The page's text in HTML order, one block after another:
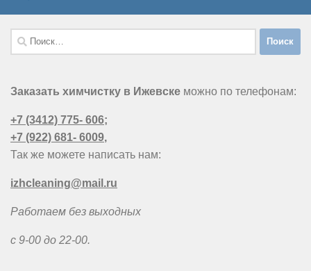
Найти:
Заказать химчистку в Ижевске можно по телефонам:
+7 (3412) 775- 606;
+7 (922) 681- 6009,
Так же можете написать нам:
izhcleaning@mail.ru
Работаем без выходных
с 9-00 до 22-00.